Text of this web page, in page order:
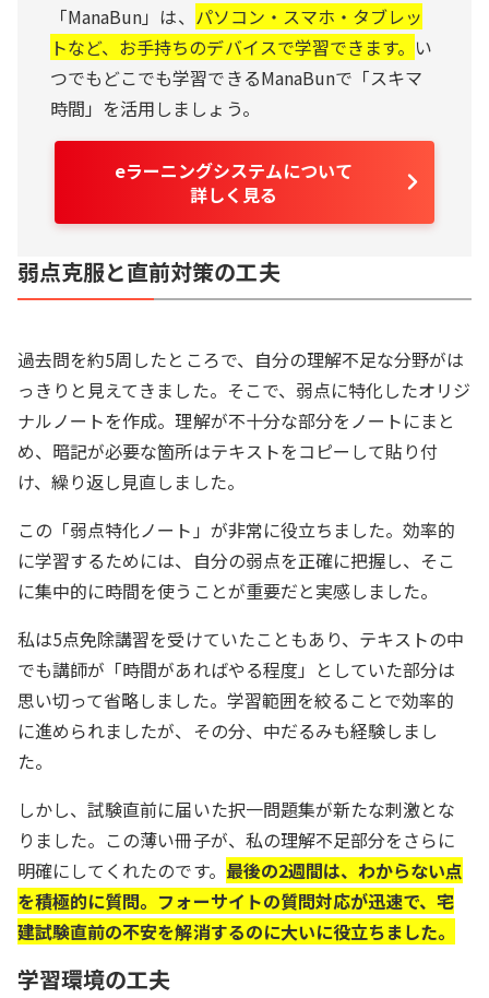
「ManaBun」は、 パソコン・スマホ・タブレッ
トなど、お手持ちのデバイスで学習できます。 い
つでもどこでも学習できるManaBunで「スキマ
時間」を活用しましょう。
eラーニングシステムについて
詳しく見る
弱点克服と直前対策の工夫
過去問を約5周したところで、自分の理解不足な分野がは
っきりと見えてきました。そこで、弱点に特化したオリジ
ナルノートを作成。理解が不十分な部分をノートにまと
め、暗記が必要な箇所はテキストをコピーして貼り付
け、繰り返し見直しました。
この「弱点特化ノート」が非常に役立ちました。効率的
に学習するためには、自分の弱点を正確に把握し、そこ
に集中的に時間を使うことが重要だと実感しました。
私は5点免除講習を受けていたこともあり、テキストの中
でも講師が「時間があればやる程度」としていた部分は
思い切って省略しました。学習範囲を絞ることで効率的
に進められましたが、その分、中だるみも経験しまし
た。
しかし、試験直前に届いた択一問題集が新たな刺激とな
りました。この薄い冊子が、私の理解不足部分をさらに
明確にしてくれたのです。 最後の2週間は、わからない点
を積極的に質問。フォーサイトの質問対応が迅速で、宅
建試験直前の不安を解消するのに大いに役立ちました。
学習環境の工夫